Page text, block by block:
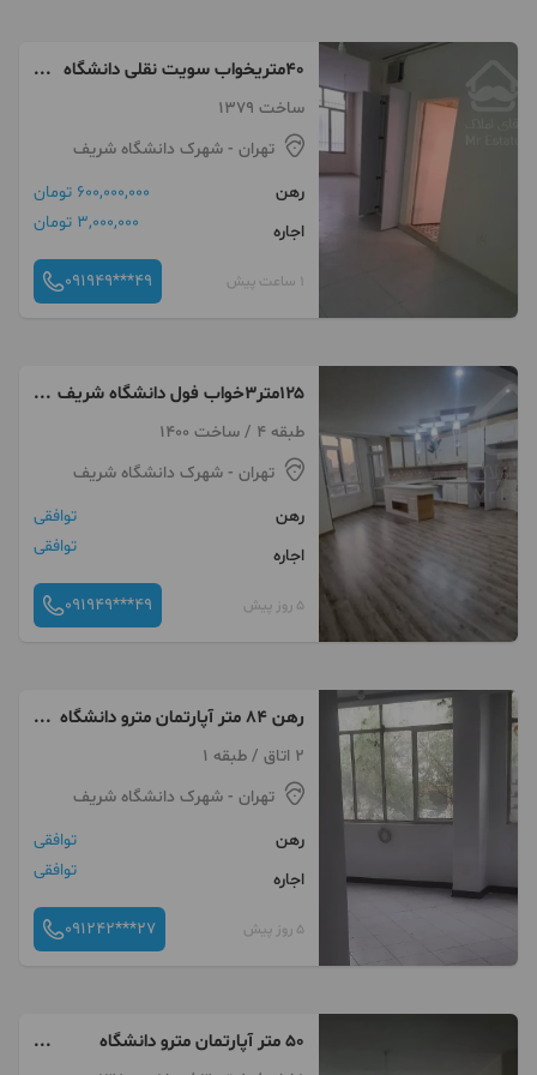
۴۰متریخواب سویت نقلی دانشگاه
شریف خ آزادی
ساخت 1379
تهران - شهرک دانشگاه شریف
رهن
600,000,000 تومان
اجاره
3,000,000 تومان
1 ساعت پیش 091949***49
۱۲۵متر۳خواب فول دانشگاه شریف
خ آزادی
طبقه 4 / ساخت 1400
تهران - شهرک دانشگاه شریف
رهن
توافقی
اجاره
توافقی
5 روز پیش 091949***49
رهن ۸۴ متر آپارتمان مترو دانشگاه
شریف
2 اتاق / طبقه 1
تهران - شهرک دانشگاه شریف
رهن
توافقی
اجاره
توافقی
5 روز پیش 091242***27
۵۰ متر آپارتمان مترو دانشگاه